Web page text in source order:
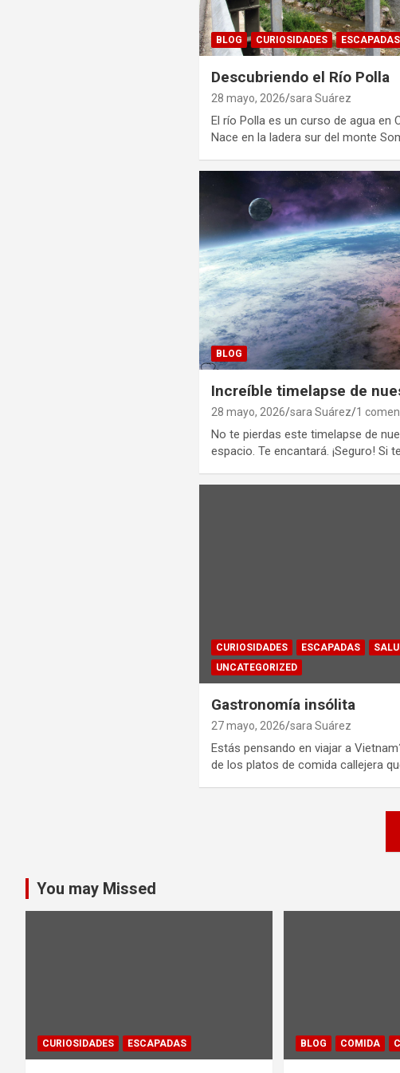
BLOG CURIOSIDADES ESCAPADAS
Descubriendo el Río Polla
28 mayo, 2026 sara Suárez
El río Polla es un curso de agua en
Nace en la ladera sur del monte
BLOG
Increíble timelapse de
28 mayo, 2026 sara Suárez 1
No te pierdas este timelapse de
espacio. Te encantará. ¡Seguro! Si
CURIOSIDADES ESCAPADAS
UNCATEGORIZED
Gastronomía insólita
27 mayo, 2026 sara Suárez
Estás pensando en viajar a
de los platos de comida callejera
You may Missed
CURIOSIDADES ESCAPADAS BLOG COMIDA